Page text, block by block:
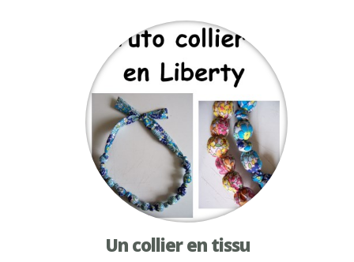
Un collier en tissu